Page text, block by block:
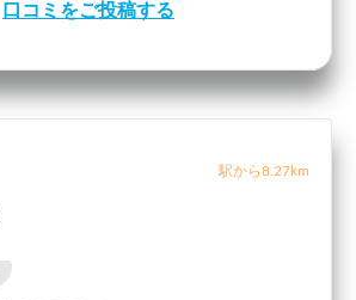
口コミをご投稿する
駅から8.27km